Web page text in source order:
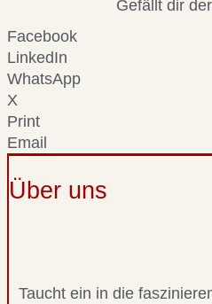
Gefällt dir
Facebook
LinkedIn
WhatsApp
X
Print
Email
Über uns
Taucht ein in die